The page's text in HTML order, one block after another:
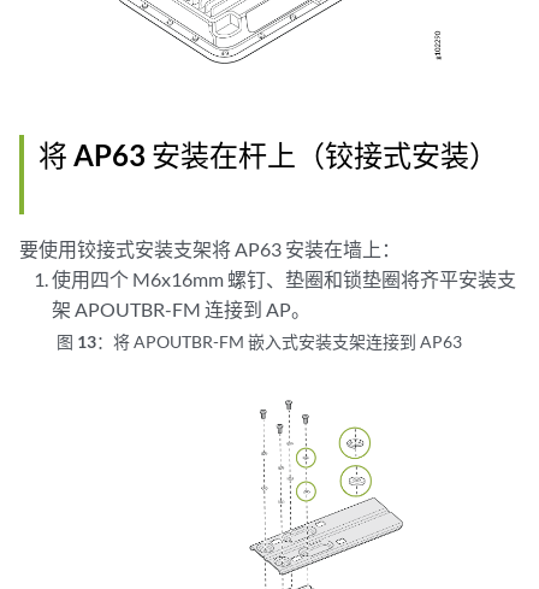
将 AP63 安装在杆上（铰接式安装）
要使用铰接式安装支架将 AP63 安装在墙上：
使用四个 M6x16mm 螺钉、垫圈和锁垫圈将齐平安装支
架 APOUTBR-FM 连接到 AP。
图 13：将 APOUTBR-FM 嵌入式安装支架连接到 AP63